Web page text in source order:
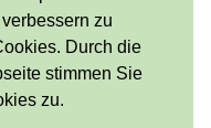
zu
Durch die
stimmen Sie
zu.